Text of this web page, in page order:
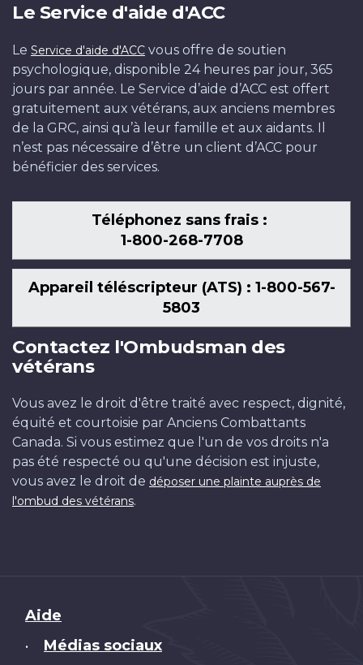
Le Service d'aide d'ACC
Le Service d'aide d'ACC vous offre de soutien
psychologique, disponible 24 heures par jour, 365
jours par année. Le Service d’aide d’ACC est offert
gratuitement aux vétérans, aux anciens membres
de la GRC, ainsi qu’à leur famille et aux aidants. Il
n’est pas nécessaire d’être un client d’ACC pour
bénéficier des services.
Téléphonez sans frais :
1-800-268-7708
Appareil téléscripteur (ATS) : 1-800-567-
5803
Contactez l'Ombudsman des
vétérans
Vous avez le droit d'être traité avec respect, dignité,
équité et courtoisie par Anciens Combattants
Canada. Si vous estimez que l'un de vos droits n'a
pas été respecté ou qu'une décision est injuste,
vous avez le droit de déposer une plainte auprès de
l'ombud des vétérans.
Brand
Aide
• Médias sociaux